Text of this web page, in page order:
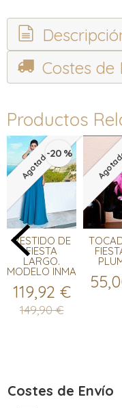
Costes de Envío
Costes de
Productos
Agotado-20 %
VESTIDO DE
FIESTA
LARGO.
MODELO INMA
119,92 €
149,90 €